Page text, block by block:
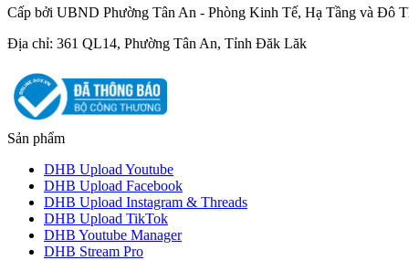
Cấp bởi UBND Phường Tân An - Phòng Kinh Tế, Hạ Tầng và Đô
Địa chỉ: 361 QL14, Phường Tân An, Tỉnh Đăk Lăk
Sản phẩm
DHB Upload Youtube
DHB Upload Facebook
DHB Upload Instagram & Threads
DHB Upload TikTok
DHB Youtube Manager
DHB Stream Pro